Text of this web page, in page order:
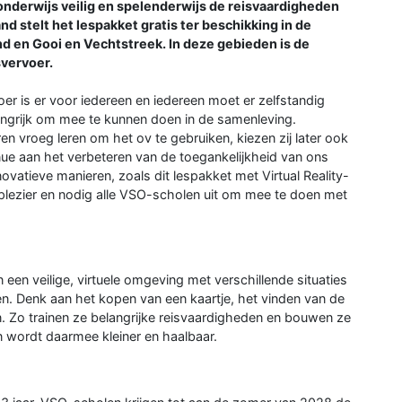
veilig en spelenderwijs de reisvaardigheden
stelt het lespakket gratis ter beschikking in de
en Gooi en Vechtstreek. In deze gebieden is de
is er voor iedereen en iedereen moet er zelfstandig
om mee te kunnen doen in de samenleving.
vroeg leren om het ov te gebruiken, kiezen zij later ook
aan het verbeteren van de toegankelijkheid van ons
manieren, zoals dit lespakket met Virtual Reality-
en nodig alle VSO-scholen uit om mee te doen met
veilige, virtuele omgeving met verschillende situaties
Denk aan het kopen van een kaartje, het vinden van de
trainen ze belangrijke reisvaardigheden en bouwen ze
daarmee kleiner en haalbaar.